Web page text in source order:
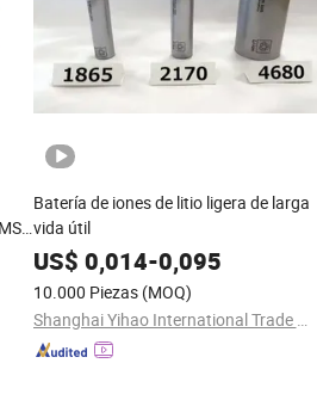
Batería de iones de litio ligera de larga
vida útil
US$ 0,014-0,095
10.000 Piezas (MOQ)
Shanghai Yihao International Trade Co., Ltd.